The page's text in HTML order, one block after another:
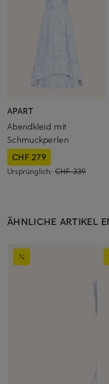
APART
Abendkleid mit
Schmuckperlen
CHF 279
Ursprünglich: CHF 339
ÄHNLICHE ARTIKEL